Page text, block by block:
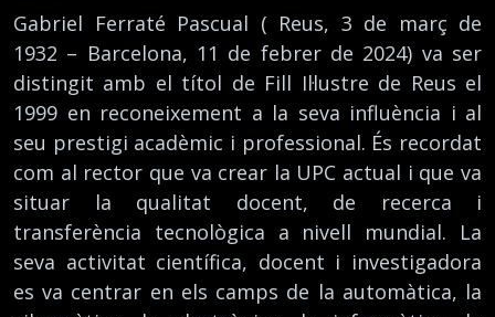
Gabriel Ferraté Pascual ( Reus, 3 de març de
1932 – Barcelona, 11 de febrer de 2024) va ser
distingit amb el títol de Fill Il·lustre de Reus el
1999 en reconeixement a la seva influència i al
seu prestigi acadèmic i professional. És recordat
com al rector que va crear la UPC actual i que va
situar la qualitat docent, de recerca i
transferència tecnològica a nivell mundial. La
seva activitat científica, docent i investigadora
es va centrar en els camps de la automàtica, la